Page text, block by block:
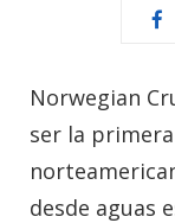
Norwegian
ser la
desde aguas